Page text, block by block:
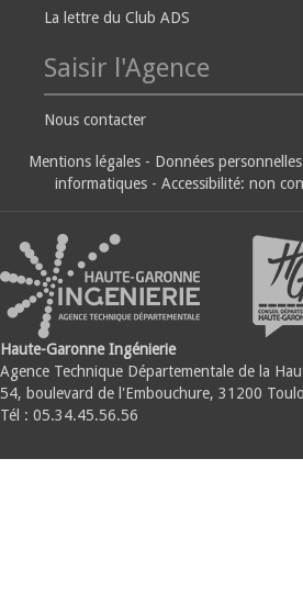
La lettre du Club ADS
Saisir l'Agence
Nous contacter
Mentions légales - Données personnelles
informatiques - Accessibilité: non
Haute-Garonne Ingénierie
Agence Technique Départementale de la
54, boulevard de l'Embouchure, 31200
Tél : 05.34.45.56.56